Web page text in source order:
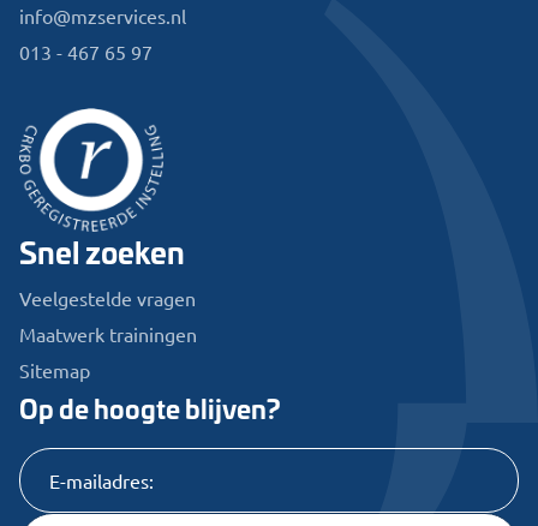
info@mzservices.nl
013 - 467 65 97
Snel zoeken
Veelgestelde vragen
Maatwerk trainingen
Sitemap
Op de hoogte blijven?